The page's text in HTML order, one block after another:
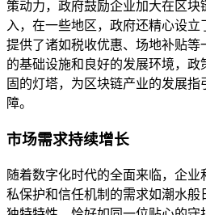
策动力，政府鼓励企业加大在区块
入，在一些地区，政府还精心设
提供了诸如税收优惠、场地补贴
的基础设施和良好的发展环境，
固的灯塔，为区块链产业的发展
障。
市场需求持续增长
随着数字化时代的全面来临，企
私保护和信任机制的需求如潮水般